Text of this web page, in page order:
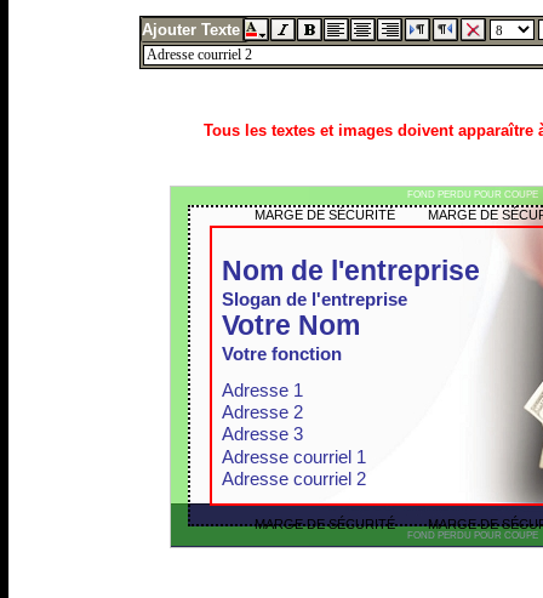
Ajouter Texte
Nom de l'entreprise
Slogan de l'entreprise
Votre Nom
Votre fonction
Adresse 1
Adresse 2
Adresse 3
Adresse courriel 1
Adresse courriel 2
FOND PERDU POUR COUPE
FOND PERDU POUR COUPE
MARGE DE SÉCURITÉ MARGE DE
MARGE DE SÉCURITÉ MARGE DE
Tous les textes et images doivent apparaître